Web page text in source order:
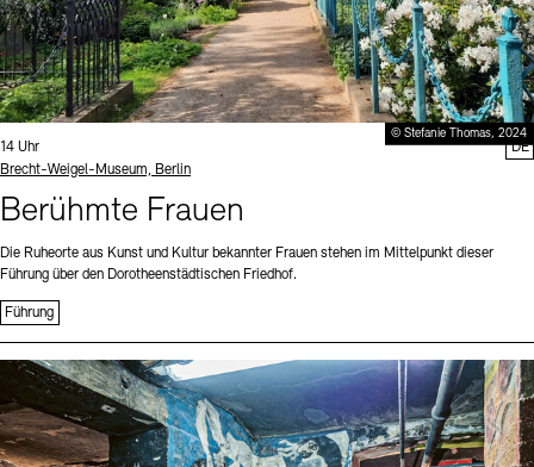
© Stefanie Thomas, 2024
Uhrzeit:
14 Uhr
Standort
Brecht-Weigel-Museum, Berlin
Berühmte Frauen
Die Ruheorte aus Kunst und Kultur bekannter Frauen stehen im Mittelpunkt dieser
Führung über den Dorotheenstädtischen Friedhof.
Führung
DE